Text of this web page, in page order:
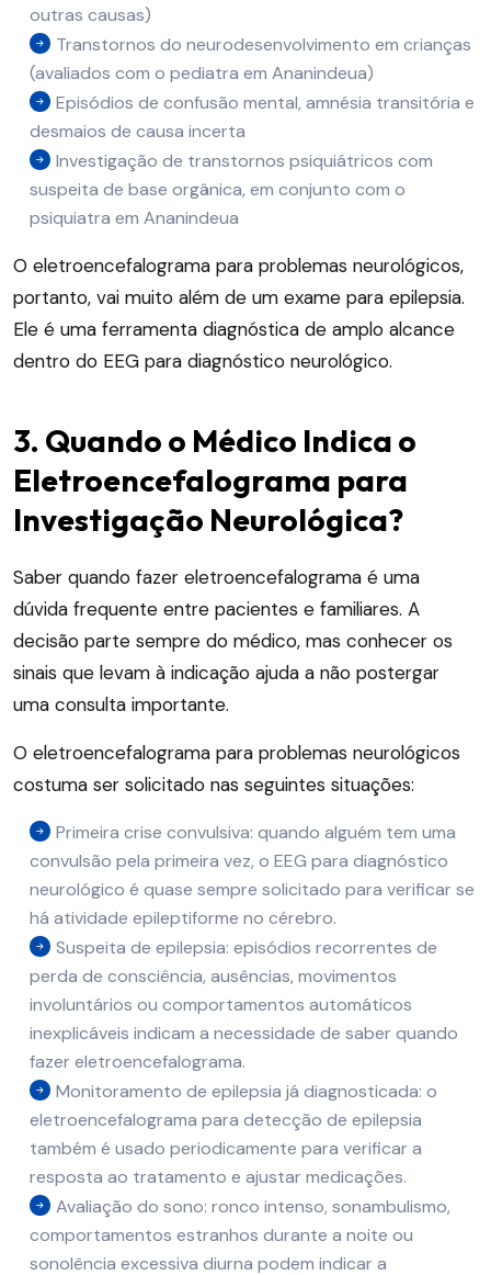
outras causas)
Transtornos do neurodesenvolvimento em crianças
(avaliados com o pediatra em Ananindeua)
Episódios de confusão mental, amnésia transitória e
desmaios de causa incerta
Investigação de transtornos psiquiátricos com
suspeita de base orgânica, em conjunto com o
psiquiatra em Ananindeua
O eletroencefalograma para problemas neurológicos,
portanto, vai muito além de um exame para epilepsia.
Ele é uma ferramenta diagnóstica de amplo alcance
dentro do EEG para diagnóstico neurológico.
3. Quando o Médico Indica o
Eletroencefalograma para
Investigação Neurológica?
Saber quando fazer eletroencefalograma é uma
dúvida frequente entre pacientes e familiares. A
decisão parte sempre do médico, mas conhecer os
sinais que levam à indicação ajuda a não postergar
uma consulta importante.
O eletroencefalograma para problemas neurológicos
costuma ser solicitado nas seguintes situações:
Primeira crise convulsiva: quando alguém tem uma
convulsão pela primeira vez, o EEG para diagnóstico
neurológico é quase sempre solicitado para verificar se
há atividade epileptiforme no cérebro.
Suspeita de epilepsia: episódios recorrentes de
perda de consciência, ausências, movimentos
involuntários ou comportamentos automáticos
inexplicáveis indicam a necessidade de saber quando
fazer eletroencefalograma.
Monitoramento de epilepsia já diagnosticada: o
eletroencefalograma para detecção de epilepsia
também é usado periodicamente para verificar a
resposta ao tratamento e ajustar medicações.
Avaliação do sono: ronco intenso, sonambulismo,
comportamentos estranhos durante a noite ou
sonolência excessiva diurna podem indicar a